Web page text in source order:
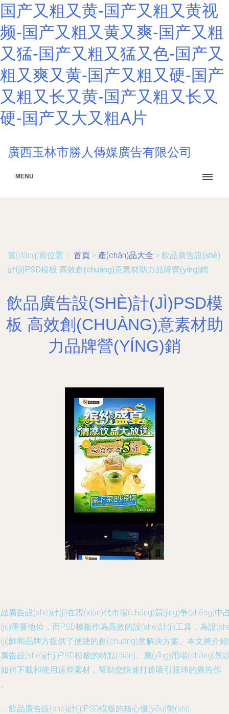
国产又粗又黄-国产又粗又黄视
频-国产又粗又黄又爽-国产又粗
又猛-国产又粗又猛又色-国产又
粗又爽又黄-国产又粗又硬-国产
又粗又长又黄-国产又粗又长又
硬-国产又大又粗A片
廣西玉林市勝人傳媒廣告有限公司
MENU
當(dāng)前位置： 首頁 > 產(chǎn)品大全 > 飲品廣告設(shè)
計(jì)PSD模板 高效創(chuàng)意素材助力品牌營(yíng)銷
飲品廣告設(SHÈ)計(JÌ)PSD模
板 高效創(CHUÀNG)意素材助
力品牌營(YÍNG)銷
廣告設(shè)計(jì)在現(xiàn)代市場(chǎng)競(jìng)爭(zhēng)中
重要地位，而PSD模板作為高效的設(shè)計(jì)工具，為設
師和品牌方提供了便捷的創(chuàng)意解決方案。本文將介
告設(shè)計(jì)PSD模板的特點(diǎn)、應(yīng)用場(chǎng)景
何下載和使用這些素材，幫助您快速打造吸引眼球的廣告作
飲品廣告設(shè)計(jì)PSD模板的核心優(yōu)勢(shì)